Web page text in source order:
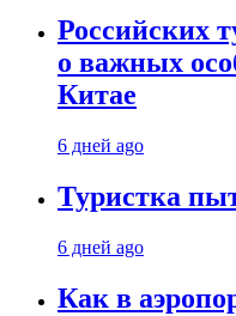
Российских
о важных
Китае
6 дней ago
Туристка
6 дней ago
Как в